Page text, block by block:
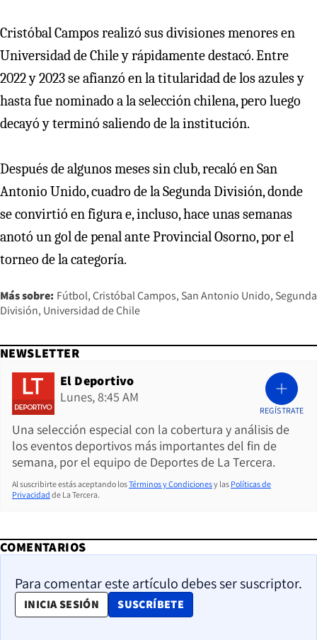
Cristóbal Campos realizó sus divisiones menores en
Universidad de Chile y rápidamente destacó. Entre
2022 y 2023 se afianzó en la titularidad de los azules y
hasta fue nominado a la selección chilena, pero luego
decayó y terminó saliendo de la institución.
Después de algunos meses sin club, recaló en San
Antonio Unido, cuadro de la Segunda División, donde
se convirtió en figura e, incluso, hace unas semanas
anotó un gol de penal ante Provincial Osorno, por el
torneo de la categoría.
Más sobre: Fútbol Cristóbal Campos San Antonio Unido Segunda
División Universidad de Chile
NEWSLETTER
El Deportivo
Lunes, 8:45 AM
Una selección especial con la cobertura y análisis de
los eventos deportivos más importantes del fin de
semana, por el equipo de Deportes de La Tercera.
REGÍSTRATE
Al suscribirte estás aceptando losTérminos y Condicionesy las Políticas de
Privacidad de La Tercera.
COMENTARIOS
Para comentar este artículo debes ser suscriptor.
INICIA SESIÓN SUSCRÍBETE
OPENS IN NEW WINDOW